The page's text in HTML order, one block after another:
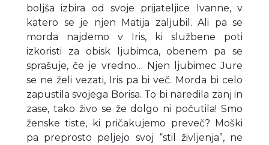
boljša izbira od svoje prijateljice Ivanne, v
katero se je njen Matija zaljubil. Ali pa se
morda najdemo v Iris, ki službene poti
izkoristi za obisk ljubimca, obenem pa se
sprašuje, če je vredno… Njen ljubimec Jure
se ne želi vezati, Iris pa bi več. Morda bi celo
zapustila svojega Borisa. To bi naredila zanj in
zase, tako živo se že dolgo ni počutila! Smo
ženske tiste, ki pričakujemo preveč? Moški
pa preprosto peljejo svoj “stil življenja”, ne